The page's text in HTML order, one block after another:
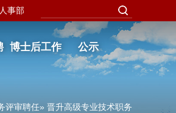
事部
博士后工作 公示
评审聘任» 晋升高级专业技术职务